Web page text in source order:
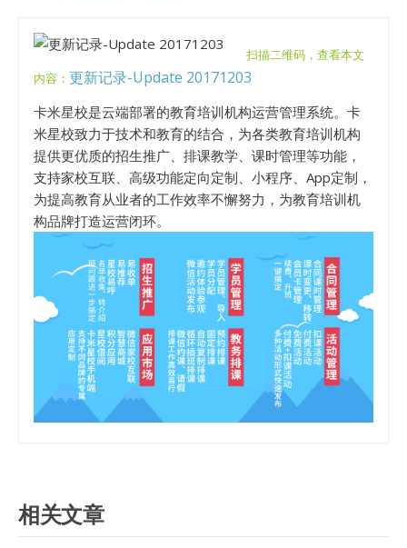
扫描二维码，查看本文
内容： 更新记录-Update 20171203
卡米星校是云端部署的教育培训机构运营管理系统。卡
米星校致力于技术和教育的结合，为各类教育培训机构
提供更优质的招生推广、排课教学、课时管理等功能，
支持家校互联、高级功能定向定制、小程序、App定制，
为提高教育从业者的工作效率不懈努力，为教育培训机
构品牌打造运营闭环。
相关文章